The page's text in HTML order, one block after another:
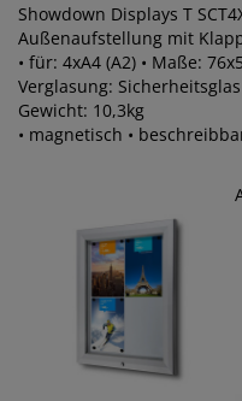
Showdown Displays T
Außenaufstellung mit
• für: 4xA4 (A2) • Maße:
Verglasung:
Gewicht: 10,3kg
• magnetisch •